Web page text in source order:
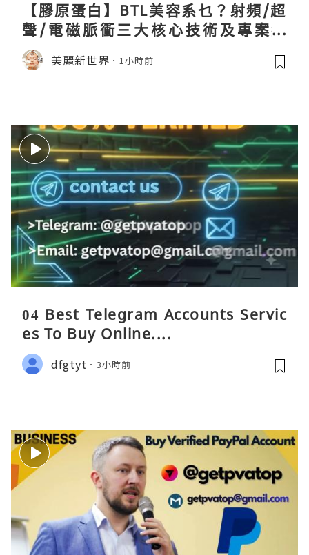
【膠原蛋白】BTL美容系乜？射頻/超
聲/電磁脈衝三大核心技術及專案盤
點！
美麗新世界 1小時前
04 Best Telegram Accounts Servic
es To Buy Online....
dfgtyt 3小時前